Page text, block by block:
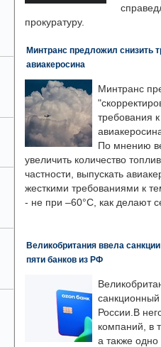
прокуратуру.
Минтранс предложил снизить
авиакеросина
Минтранс
требования к
По мнению
увеличить количество
частности, выпускать
жесткими требованиями к
- не при –60°C, как делают
Великобритания ввела
пяти банков из РФ
санкционный
России.В
компаний, в
а также